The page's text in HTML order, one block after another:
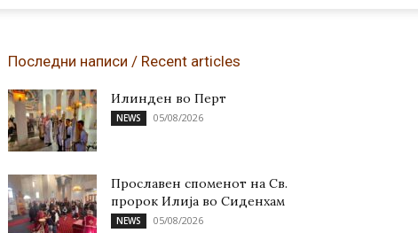
Последни написи / Recent articles
Илинден во Перт
NEWS 05/08/2026
Прославен споменот на Св.
пророк Илија во Сиденхам
NEWS 05/08/2026